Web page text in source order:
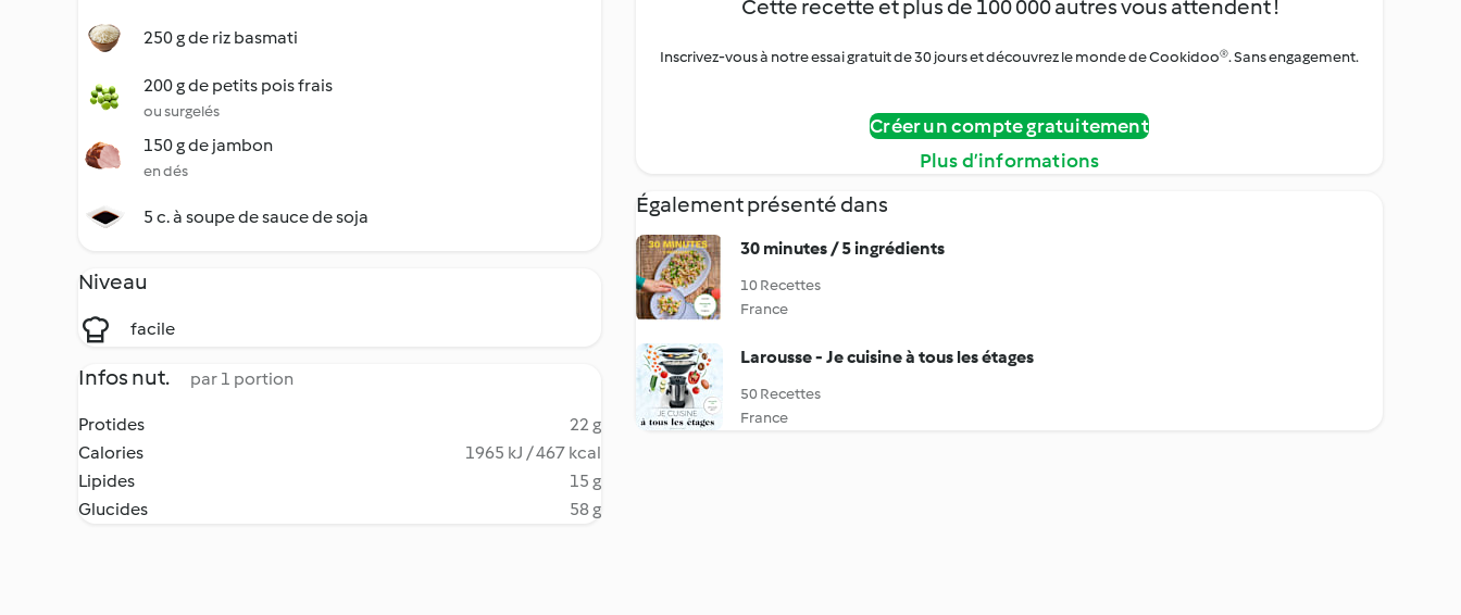
250 g de riz basmati
200 g de petits pois frais
ou surgelés
150 g de jambon
en dés
5 c. à soupe de sauce de soja
Niveau
facile
Infos nut. par 1 portion
Protides
22 g
Calories
1965 kJ / 467 kcal
Lipides
15 g
Glucides
58 g
Cette recette et plus de 100 000 autres vous attendent !
Inscrivez-vous à notre essai gratuit de 30 jours et découvrez le monde de Cookidoo®. Sans engagement.
Créer un compte gratuitement
Plus d’informations
Également présenté dans
30 minutes / 5 ingrédients
10 Recettes
France
Larousse - Je cuisine à tous les étages
50 Recettes
France